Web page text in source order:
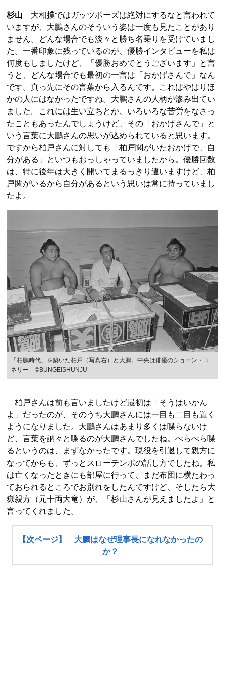
杉山 大相撲ではガッツポーズは絶対にするなと言われて
いますが、大鵬さんのそういう姿は一度も見たことがあり
ません。どんな場合でも淡々と勝ち名乗りを受けていまし
た。一番印象に残っているのが、優勝インタビューを私は
何度もしましたけど、「優勝おめでとうございます」と言
うと、どんな場合でも最初の一言は「おかげさんで」なん
です。真っ先にその言葉から入るんです。これはやはりほ
かの人にはなかったですね。大鵬さんの人柄が滲み出てい
ました。これには生い立ちとか、いろいろな苦労をなさっ
たこともあったんでしょうけど、その「おかげさんで」と
いう言葉に大鵬さんの思いが込められていると思います。
ですから柏戸さんに対しても「柏戸関がいたおかげで、自
分がある」といつもおっしゃっていましたから。優勝回数
は、特に後年は大きく開いてまるっきり違いますけど、柏
戸関がいるから自分があるという思いは常に持っていまし
たよ。
「柏鵬時代」を築いた柏戸（写真右）と大鵬。中央は俳優のショーン・コ
ネリー ©BUNGEISHUNJU
柏戸さんは前も言いましたけど最初は「そうはいかん
よ」だったのが、そのうち大鵬さんには一目も二目も置く
ようになりました。大鵬さんはあまり多くは喋らないけ
ど、言葉を訥々と喋るのが大鵬さんでしたね。べらべら喋
るというのは、まずなかったです。現役を引退して親方に
なってからも、ずっとスローテンポの話し方でしたね。私
は亡くなったときにも部屋に行って、まだ布団に横たわっ
ておられるところでお別れをしたんですけど、そしたら大
嶽親方（元十両大竜）が、「杉山さんが見えましたよ」と
言ってくれました。
【次ページ】 大鵬はなぜ理事長になれなかったの
か？